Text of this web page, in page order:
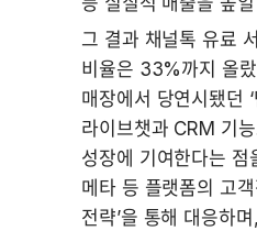
그 결과 채널톡 유료
비율은 33%까지 올
매장에서 당연시됐던
라이브챗과 CRM 기
성장에 기여한다는
메타 등 플랫폼의 고
전략’을 통해 대응하